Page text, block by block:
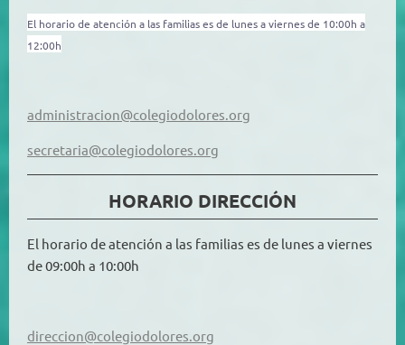
El horario de atención a las familias es de lunes a viernes de 10:00h a
12:00h
administracion@colegiodolores.org
secretaria@colegiodolores.org
HORARIO DIRECCIÓN
El horario de atención a las familias es de lunes a viernes
de 09:00h a 10:00h
direccion@colegiodolores.org